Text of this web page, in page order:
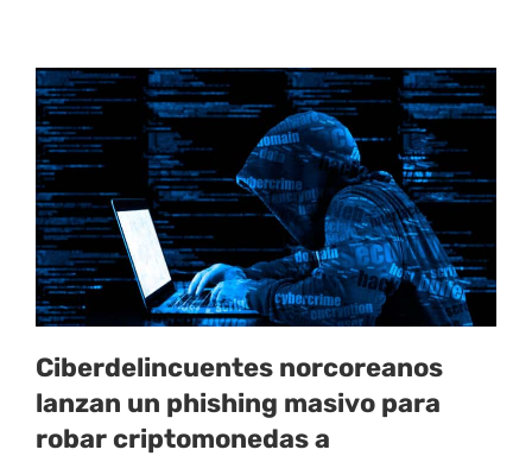
Ciberdelincuentes norcoreanos
lanzan un phishing masivo para
robar criptomonedas a